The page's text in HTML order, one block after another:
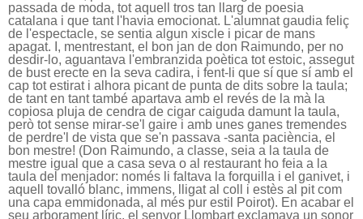
passada de moda, tot aquell tros tan llarg de poesia
catalana i que tant l'havia emocionat. L'alumnat gaudia feliç
de l'espectacle, se sentia algun xiscle i picar de mans
apagat. I, mentrestant, el bon jan de don Raimundo, per no
desdir-lo, aguantava l'embranzida poètica tot estoic, assegut
de bust erecte en la seva cadira, i fent-li que sí que sí amb el
cap tot estirat i alhora picant de punta de dits sobre la taula;
de tant en tant també apartava amb el revés de la mà la
copiosa pluja de cendra de cigar caiguda damunt la taula,
però tot sense mirar-se'l gaire i amb unes ganes tremendes
de perdre'l de vista que se'n passava -santa paciència, el
bon mestre! (Don Raimundo, a classe, seia a la taula de
mestre igual que a casa seva o al restaurant ho feia a la
taula del menjador: només li faltava la forquilla i el ganivet, i
aquell tovalló blanc, immens, lligat al coll i estès al pit com
una capa emmidonada, al més pur estil Poirot). En acabar el
seu arborament líric, el senyor Llombart exclamava un sonor